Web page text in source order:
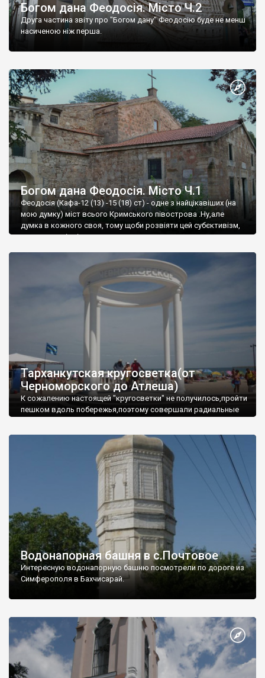
Богом дана Феодосія. Місто Ч.2
Друга частина звіту про "Богом дану" Феодосію буде не менш
насиченою ніж перша.
Богом дана Феодосія. Місто Ч.1
Феодосія (Кафа-12 (13) -15 (18) ст) - одне з найцікавіших (на
мою думку) міст всього Кримського півострова .Ну,але
думка в кожного своя, тому щоби розвіяти цей субєктивізм,
запрошую відвідати це
Тарханкутская кругосветка(от
Черноморского до Атлеша)
К сожалению настоящей "кругосветки" не получилось,пройти
пешком вдоль побережья,поэтому совершали радиальные
Водонапорная башня в с.Почтовое
Интересную водонапорную башню посмотрели по дороге из
Симферополя в Бахчисарай.